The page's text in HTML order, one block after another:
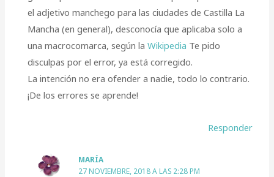
el adjetivo manchego para las ciudades de Castilla La
Mancha (en general), desconocía que aplicaba solo a
una macrocomarca, según la Wikipedia Te pido
disculpas por el error, ya está corregido.
La intención no era ofender a nadie, todo lo contrario.
¡De los errores se aprende!
Responder
MARÍA
27 NOVIEMBRE, 2018 A LAS 2:28 PM